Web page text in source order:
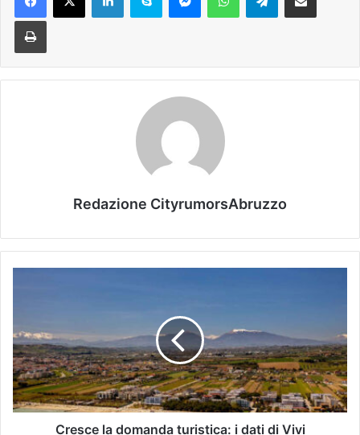
Redazione CityrumorsAbruzzo
Cresce la domanda turistica: i dati di Vivi